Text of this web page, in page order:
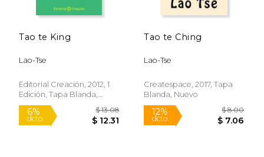
Tao te King
Lao-Tse
Editorial Creación, 2012, 1
Edición, Tapa Blanda,
Nuevo
Tao te Ching
Lao-Tse
Createspace, 2017, Tapa
Blanda, Nuevo